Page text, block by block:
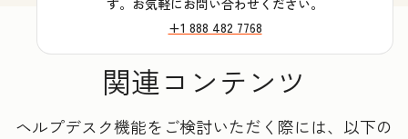
+1 888 482 7768
関連コンテンツ
ヘルプデスク機能をご検討いただく際には、以下の